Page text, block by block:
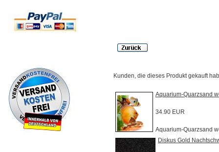
Kunden, die dieses Produkt gekauft
Aquarium-Quarzsand
34.90 EUR
Aquarium-Quarzsand
Diskus Gold